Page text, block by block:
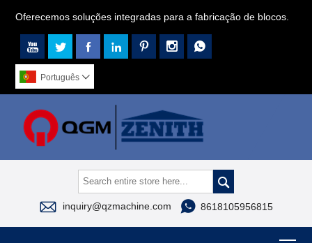
Oferecemos soluções integradas para a fabricação de blocos.
      
Português 

 inquiry@qzmachine.com  8618105956815